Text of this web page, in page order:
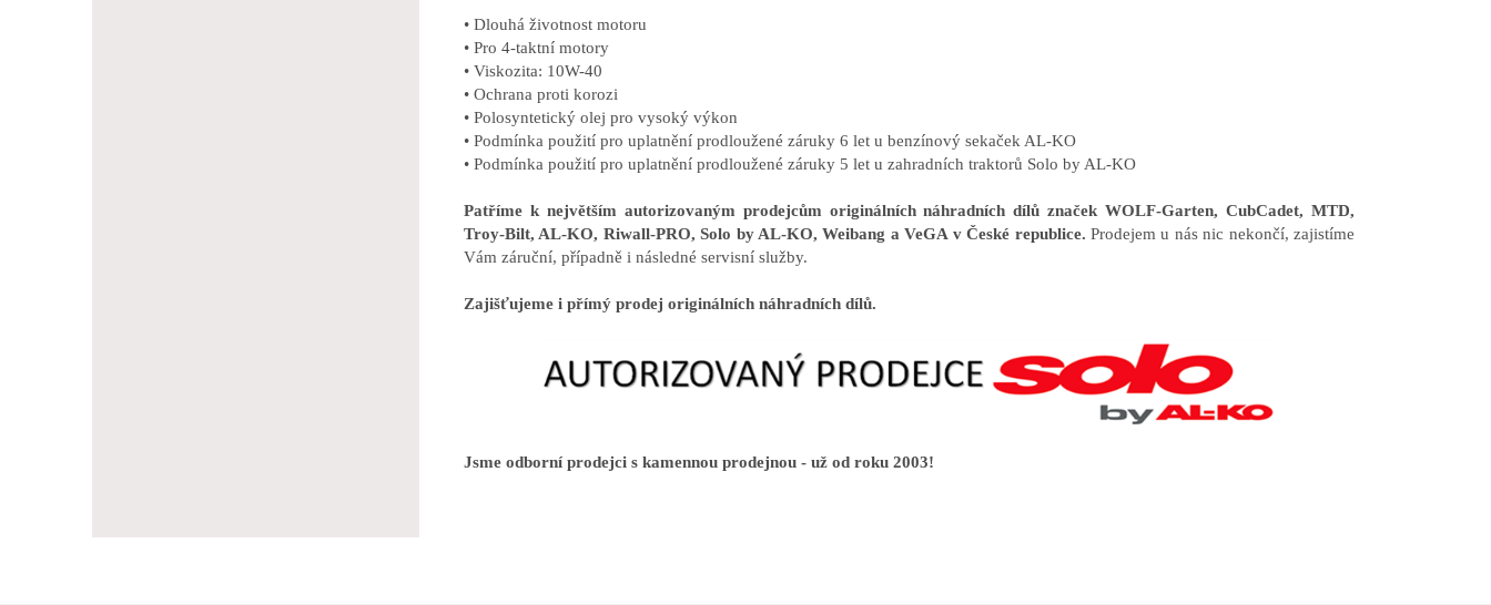
• Dlouhá životnost motoru
• Pro 4-taktní motory
• Viskozita: 10W-40
• Ochrana proti korozi
• Polosyntetický olej pro vysoký výkon
• Podmínka použití pro uplatnění prodloužené záruky 6 let u benzínový sekaček AL-KO
• Podmínka použití pro uplatnění prodloužené záruky 5 let u zahradních traktorů Solo by AL-KO
Patříme k největším autorizovaným prodejcům originálních náhradních dílů značek WOLF-Garten, CubCadet, MTD,
Troy-Bilt, AL-KO, Riwall-PRO, Solo by AL-KO, Weibang a VeGA v České republice. Prodejem u nás nic nekončí, zajistíme
Vám záruční, případně i následné servisní služby.
Zajišťujeme i přímý prodej originálních náhradních dílů.
Jsme odborní prodejci s kamennou prodejnou - už od roku 2003!